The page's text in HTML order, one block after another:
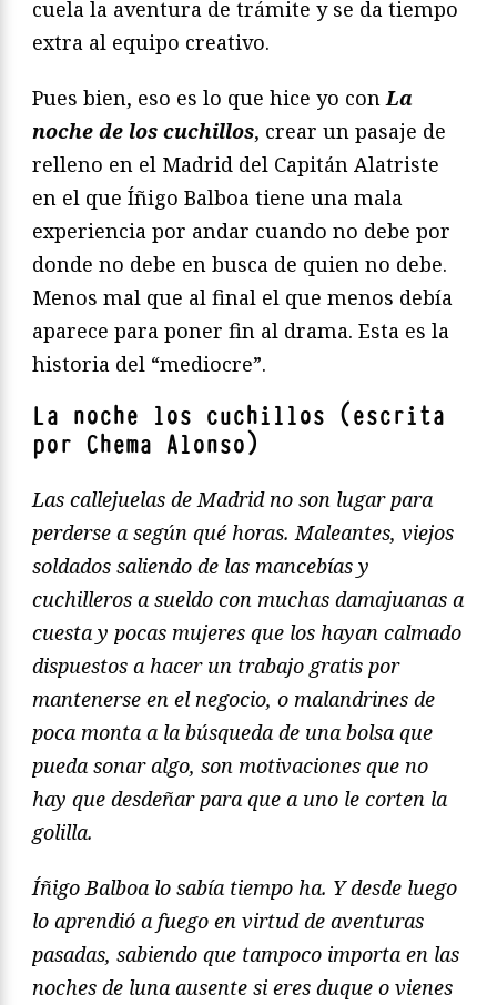
cuela la aventura de trámite y se da tiempo
extra al equipo creativo.
Pues bien, eso es lo que hice yo conLa
noche de los cuchillos, crear un pasaje de
relleno en el Madrid del Capitán Alatriste
en el que Íñigo Balboa tiene una mala
experiencia por andar cuando no debe por
donde no debe en busca de quien no debe.
Menos mal que al final el que menos debía
aparece para poner fin al drama. Esta es la
historia del “mediocre”.
La noche los cuchillos (escrita
por Chema Alonso)
Las callejuelas de Madrid no son lugar para
perderse a según qué horas. Maleantes, viejos
soldados saliendo de las mancebías y
cuchilleros a sueldo con muchas damajuanas a
cuesta y pocas mujeres que los hayan calmado
dispuestos a hacer un trabajo gratis por
mantenerse en el negocio, o malandrines de
poca monta a la búsqueda de una bolsa que
pueda sonar algo, son motivaciones que no
hay que desdeñar para que a uno le corten la
golilla.
Íñigo Balboa lo sabía tiempo ha. Y desde luego
lo aprendió a fuego en virtud de aventuras
pasadas, sabiendo que tampoco importa en las
noches de luna ausente si eres duque o vienes